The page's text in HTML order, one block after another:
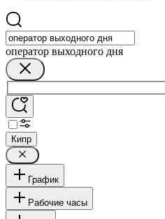
оператор выходного дня
Кипр
График
Рабочие часы